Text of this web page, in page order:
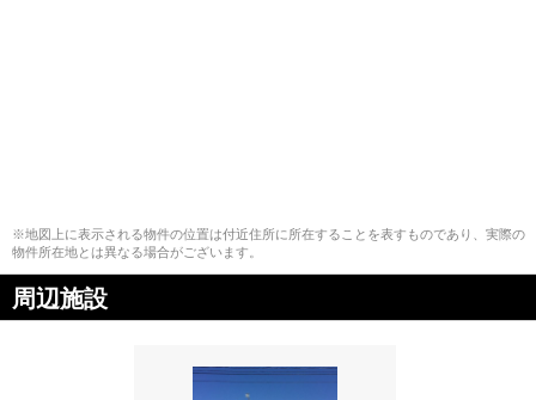
※地図上に表示される物件の位置は付近住所に所在することを表すものであり、実際の
物件所在地とは異なる場合がございます。
周辺施設